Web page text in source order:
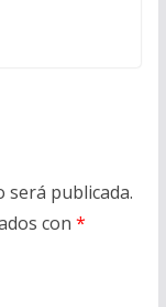
será publicada.
con *